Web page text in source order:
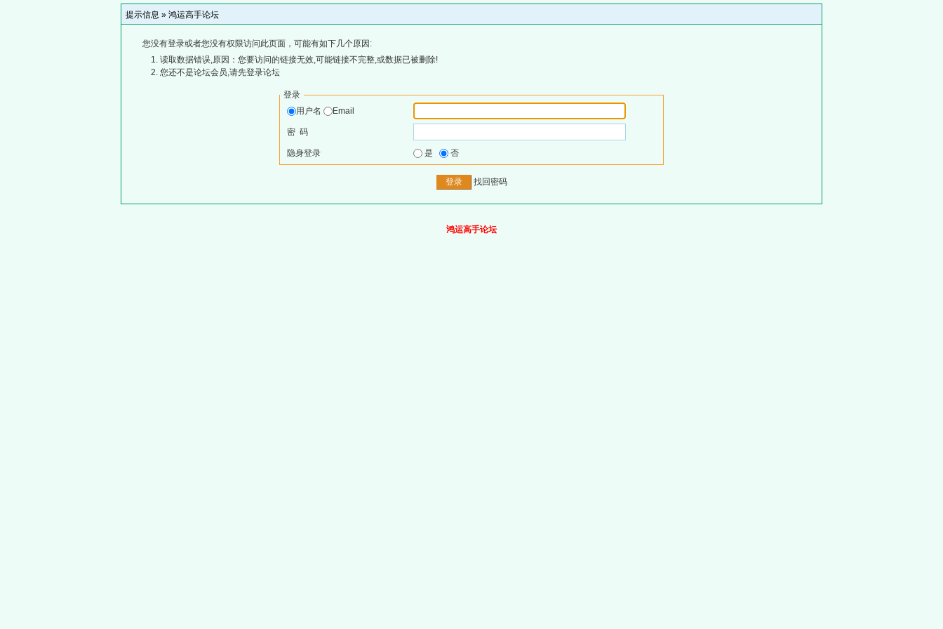
提示信息 » 鸿运高手论坛
您没有登录或者您没有权限访问此页面，可能有如下几个原因:
读取数据错误,原因：您要访问的链接无效,可能链接不完整,或数据已被删除!
您还不是论坛会员,请先登录论坛
登录
用户名
Email
密 码
隐身登录 是 否
找回密码
鸿运高手论坛